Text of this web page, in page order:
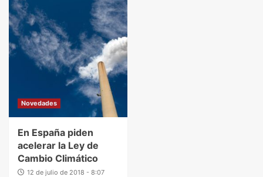
Novedades
En España piden
acelerar la Ley de
Cambio Climático
12 de julio de 2018 - 8:07